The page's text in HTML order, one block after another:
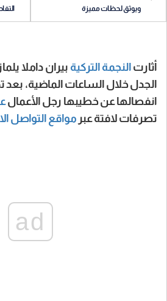
ويوثق لحظات مميزة
أثارت النجمة التركية بيران داملا
الجدل خلال الساعات الماضية، بعد
انفصالها عن خطيبها رجل الأعمال
تصرفات لافتة عبر مواقع التواصل
ad